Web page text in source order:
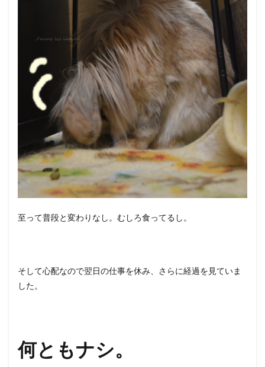
至って普段と変わりなし。むしろ食ってるし。
そして心配なので翌日の仕事を休み、さらに経過を見ていま
した。
何ともナシ。